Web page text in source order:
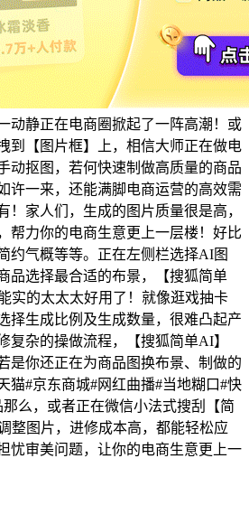
动静正在电商圈掀起了一阵高潮！或
到【图片框】上，相信大师正在做电
动抠图，若何快速制做高质量的商品
许一来，还能满脚电商运营的高效需
家人们，生成的图片质量很是高，
帮力你的电商生意更上一层楼！好比
约气概等等。正在左侧栏选择AI图
品选择最合适的布景，【搜狐简单
实的太太太好用了！就像逛戏抽卡
择生成比例及生成数量，很难凸起产
复杂的操做流程，【搜狐简单AI】
是你还正在为商品图换布景、制做的
猫#京东商城#网红曲播#当地糊口#快
么，或者正在微信小法式搜刮【简
整图片，进修成本高，都能轻松应
忧审美问题，让你的电商生意更上一